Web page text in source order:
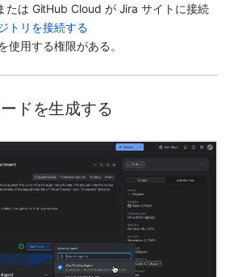
たは GitHub Cloud が Jira サイトに接続
トリを接続する
使用する権限がある。
ドを生成する